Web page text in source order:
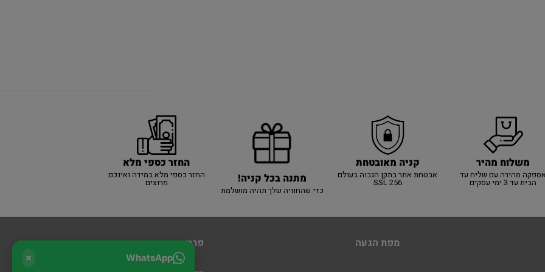
משלוח מהיר
מהירה עם שליח עד
הבית עד 3 ימי עסקים
קניה מאובטחת
אבטחת אתר בתקן הגבוה בעולם
SSL 256 מתנה בכל קניה!
כדי שהחוויה שלך תהיה מושלמת
החזר כספי מלא
החזר כספי מלא במידה ואינכם
מרוצים
מפת הגעה פרטי יצירת קשר
WhatsApp